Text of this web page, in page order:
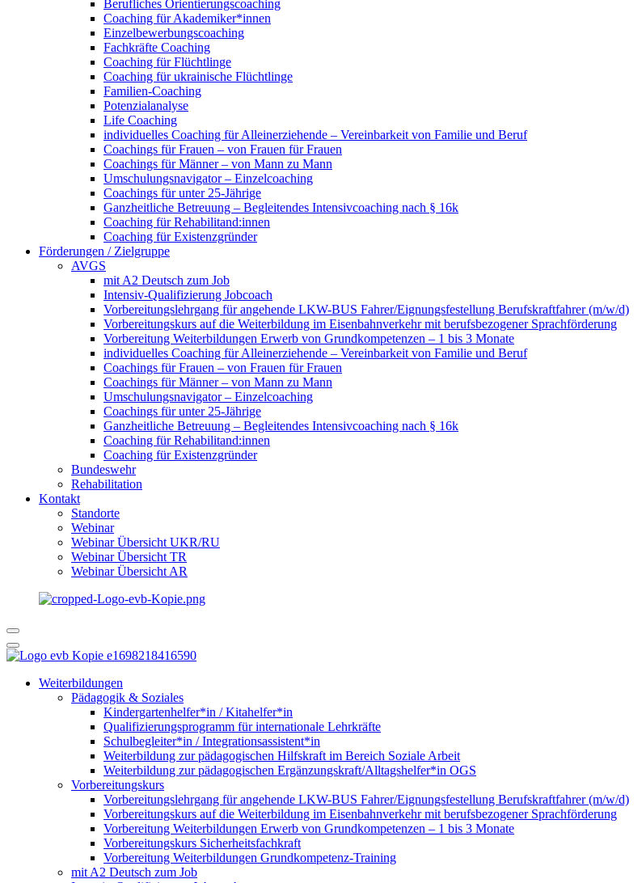
Berufliches Orientierungscoaching
Coaching für Akademiker*innen
Einzelbewerbungscoaching
Fachkräfte Coaching
Coaching für Flüchtlinge
Coaching für ukrainische Flüchtlinge
Familien-Coaching
Potenzialanalyse
Life Coaching
individuelles Coaching für Alleinerziehende – Vereinbarkeit von Familie und Beruf
Coachings für Frauen – von Frauen für Frauen
Coachings für Männer – von Mann zu Mann
Umschulungsnavigator – Einzelcoaching
Coachings für unter 25-Jährige
Ganzheitliche Betreuung – Begleitendes Intensivcoaching nach § 16k
Coaching für Rehabilitand:innen
Coaching für Existenzgründer
Förderungen / Zielgruppe
AVGS
mit A2 Deutsch zum Job
Intensiv-Qualifizierung Jobcoach
Vorbereitungslehrgang für angehende LKW-BUS Fahrer/Eignungsfestellung Berufskraftfahrer (m/w/d)
Vorbereitungskurs auf die Weiterbildung im Eisenbahnverkehr mit berufsbezogener Sprachförderung
Vorbereitung Weiterbildungen Erwerb von Grundkompetenzen – 1 bis 3 Monate
individuelles Coaching für Alleinerziehende – Vereinbarkeit von Familie und Beruf
Coachings für Frauen – von Frauen für Frauen
Coachings für Männer – von Mann zu Mann
Umschulungsnavigator – Einzelcoaching
Coachings für unter 25-Jährige
Ganzheitliche Betreuung – Begleitendes Intensivcoaching nach § 16k
Coaching für Rehabilitand:innen
Coaching für Existenzgründer
Bundeswehr
Rehabilitation
Kontakt
Standorte
Webinar
Webinar Übersicht UKR/RU
Webinar Übersicht TR
Webinar Übersicht AR
Weiterbildungen
Pädagogik & Soziales
Kindergartenhelfer*in / Kitahelfer*in
Qualifizierungsprogramm für internationale Lehrkräfte
Schulbegleiter*in / Integrationsassistent*in
Weiterbildung zur pädagogischen Hilfskraft im Bereich Soziale Arbeit
Weiterbildung zur pädagogischen Ergänzungskraft/Alltagshelfer*in OGS
Vorbereitungskurs
Vorbereitungslehrgang für angehende LKW-BUS Fahrer/Eignungsfestellung Berufskraftfahrer (m/w/d)
Vorbereitungskurs auf die Weiterbildung im Eisenbahnverkehr mit berufsbezogener Sprachförderung
Vorbereitung Weiterbildungen Erwerb von Grundkompetenzen – 1 bis 3 Monate
Vorbereitungskurs Sicherheitsfachkraft
Vorbereitung Weiterbildungen Grundkompetenz-Training
mit A2 Deutsch zum Job